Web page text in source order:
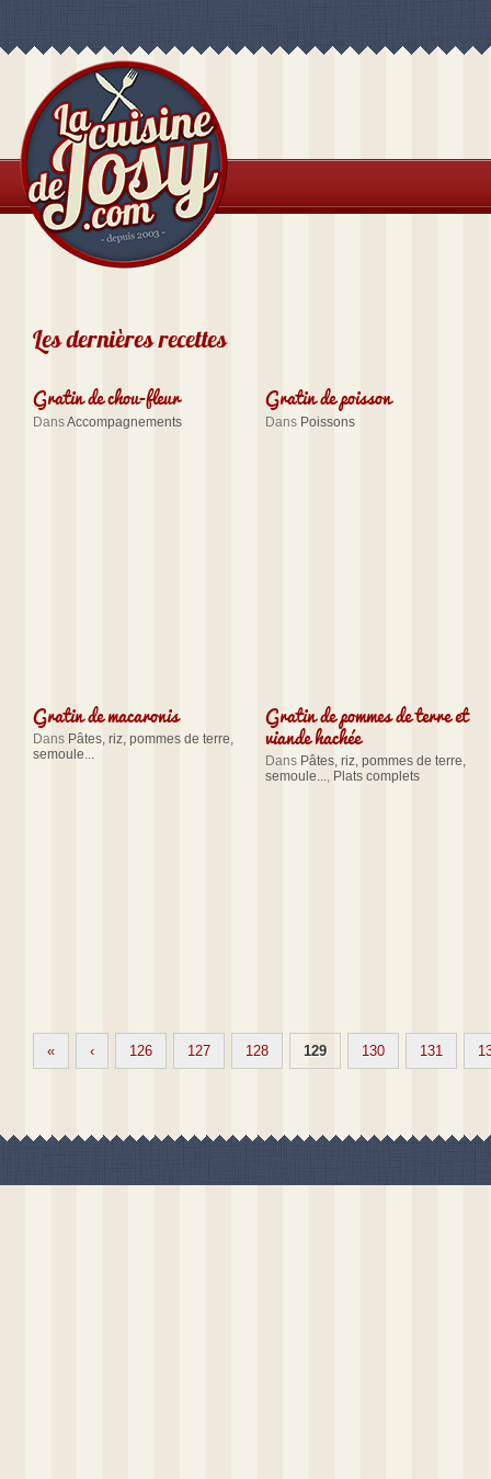
Les dernières recettes
Gratin de chou-fleur
DansAccompagnements
Gratin de poisson
Dans Poissons
Gratin de macaronis
Dans Pâtes, riz, pommes de terre,
semoule...
Gratin de pommes de terre et
viande hachée
Dans Pâtes, riz, pommes de terre,
semoule..., Plats complets
« ‹ 126 127 128 129 130 131